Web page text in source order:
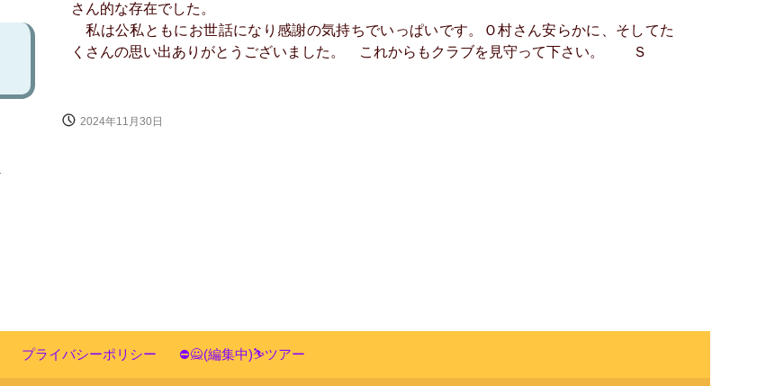
さん的な存在でした。
私は公私ともにお世話になり感謝の気持ちでいっぱいです。Ｏ村さん安らかに、そしてた
くさんの思い出ありがとうございました。 これからもクラブを見守って下さい。 Ｓ
2024年11月30日
プライバシーポリシー ⛔🙅(編集中)⛷ツアー